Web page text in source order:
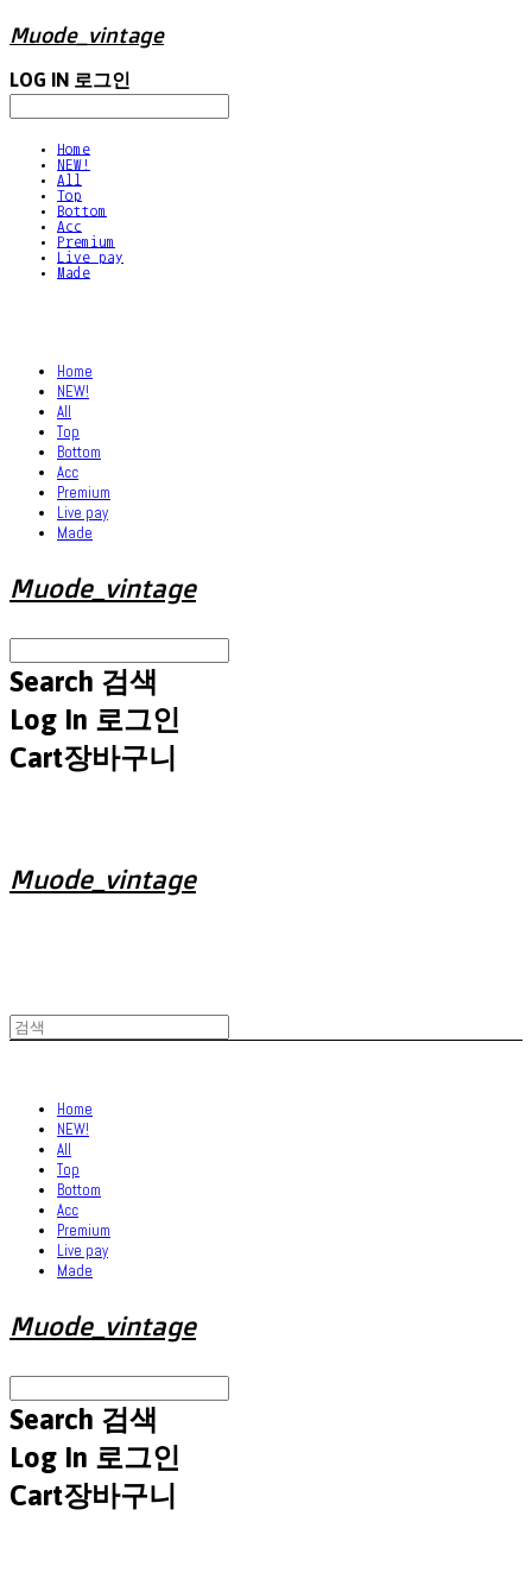
Muode_vintage
LOG IN 로그인
Home
NEW!
All
Top
Bottom
Acc
Premium
Live pay
Made
Home
NEW!
All
Top
Bottom
Acc
Premium
Live pay
Made
Muode_vintage
Search 검색
Log In 로그인
Cart장바구니
Muode_vintage
Home
NEW!
All
Top
Bottom
Acc
Premium
Live pay
Made
Muode_vintage
Search 검색
Log In 로그인
Cart장바구니